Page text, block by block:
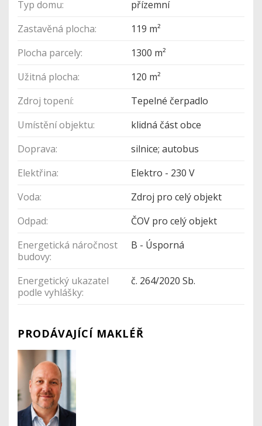
Typ domu:
přízemní
Zastavěná plocha:
119 m²
Plocha parcely:
1300 m²
Užitná plocha:
120 m²
Zdroj topení:
Tepelné čerpadlo
Umístění objektu:
klidná část obce
Doprava:
silnice; autobus
Elektřina:
Elektro - 230 V
Voda:
Zdroj pro celý objekt
Odpad:
ČOV pro celý objekt
Energetická náročnost
budovy:
B - Úsporná
Energetický ukazatel
podle vyhlášky:
č. 264/2020 Sb.
PRODÁVAJÍCÍ MAKLÉŘ